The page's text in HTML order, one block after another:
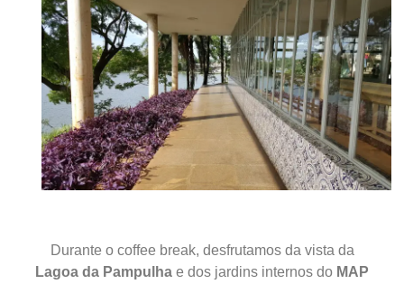
Durante o coffee break, desfrutamos da vista da
Lagoa da Pampulha e dos jardins internos do MAP